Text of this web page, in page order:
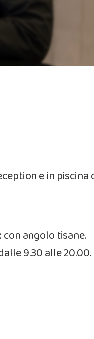
e in piscina
con angolo tisane.
9.30 alle